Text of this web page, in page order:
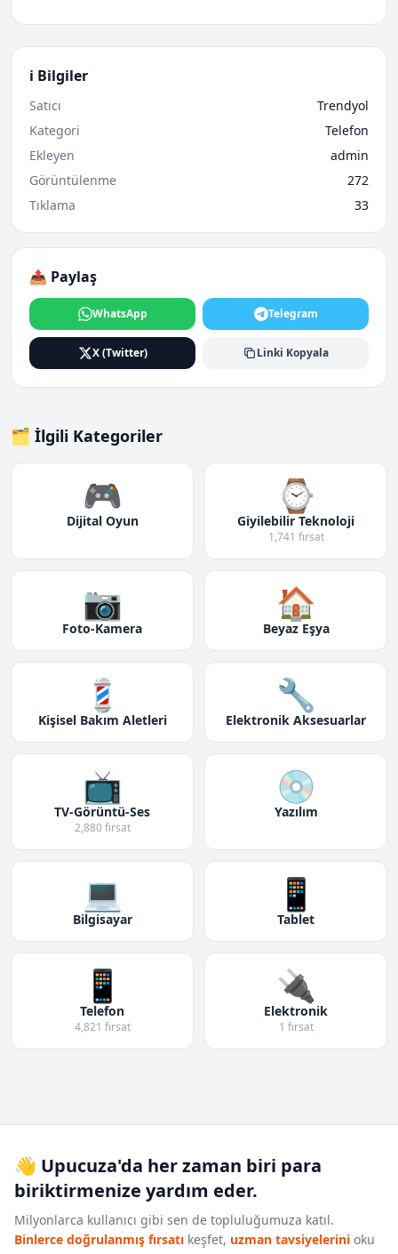
ℹ️ Bilgiler
Satıcı
Trendyol
Kategori
Telefon
Ekleyen
admin
Görüntülenme
272
Tıklama
33
📤 Paylaş
WhatsApp Telegram
X (Twitter) Linki Kopyala
🗂️ İlgili Kategoriler
🎮
Dijital Oyun
⌚
Giyilebilir Teknoloji
1,741 fırsat
📷
Foto-Kamera
🏠
Beyaz Eşya
💈
Kişisel Bakım Aletleri
🔧
Elektronik Aksesuarlar
📺
TV-Görüntü-Ses
2,880 fırsat
💿
Yazılım
💻
Bilgisayar
📱
Tablet
📱
Telefon
4,821 fırsat
🔌
Elektronik
1 fırsat
👋 Upucuza'da her zaman biri para
biriktirmenize yardım eder.
Milyonlarca kullanıcı gibi sen de topluluğumuza katıl.
Binlerce doğrulanmış fırsatı keşfet, uzman tavsiyelerini oku